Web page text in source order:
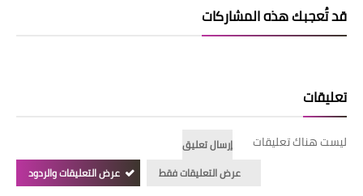
قد تُعجبك هذه المشاركات
تعليقات
ليست هناك تعليقات
إرسال تعليق
عرض التعليقات فقط
عرض التعليقات والردود